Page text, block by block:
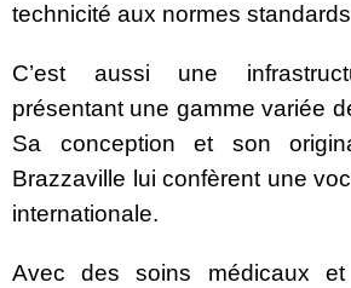
technicité aux normes
C’est aussi une
présentant une gamme variée
Sa conception et son
Brazzaville lui confèrent une
internationale.
Avec des soins médicaux et